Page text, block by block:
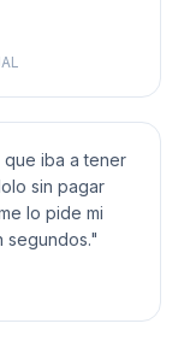
iba a tener
sin pagar
lo pide mi
segundos."